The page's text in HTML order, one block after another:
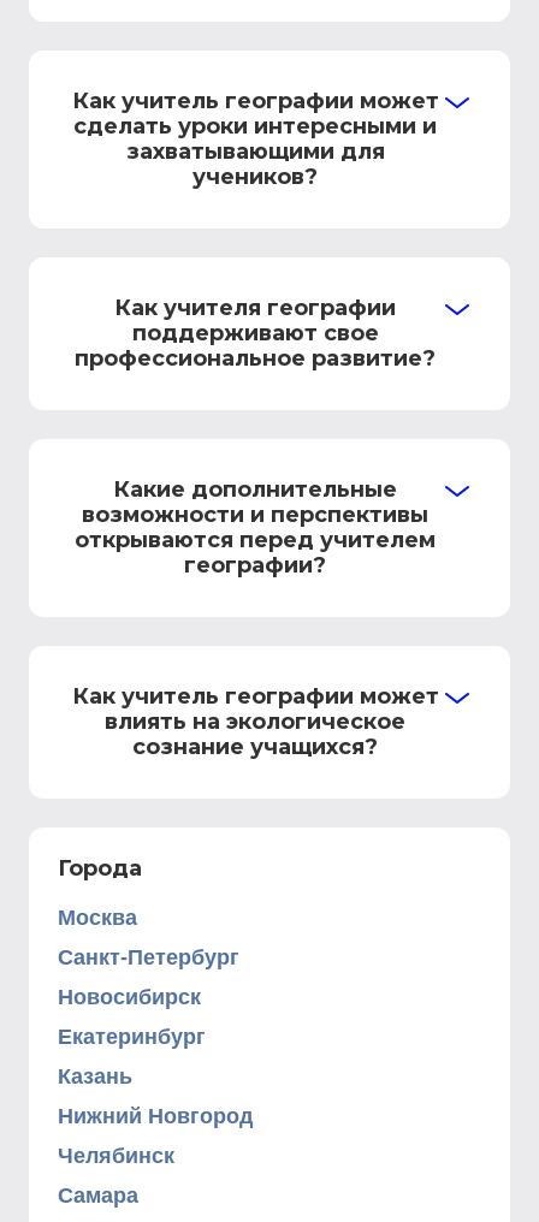
Как учитель географии может
сделать уроки интересными и
захватывающими для
учеников?
Как учителя географии
поддерживают свое
профессиональное развитие?
Какие дополнительные
возможности и перспективы
открываются перед учителем
географии?
Как учитель географии может
влиять на экологическое
сознание учащихся?
Города
Москва
Санкт-Петербург
Новосибирск
Екатеринбург
Казань
Нижний Новгород
Челябинск
Самара